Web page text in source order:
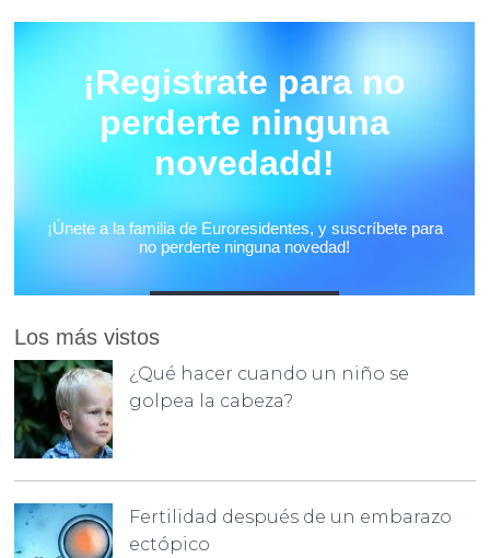
Los más vistos
¿Qué hacer cuando un niño se
golpea la cabeza?
Fertilidad después de un embarazo
ectópico